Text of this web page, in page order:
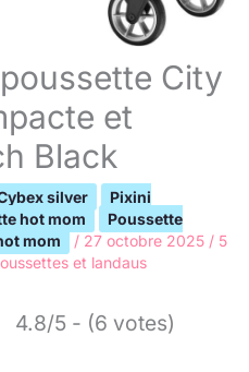
City
et
Black
silver
Pixini
hot mom
Poussette
mom / 27 octobre 2025 / 5
et landaus
4.8/5 - (6 votes)